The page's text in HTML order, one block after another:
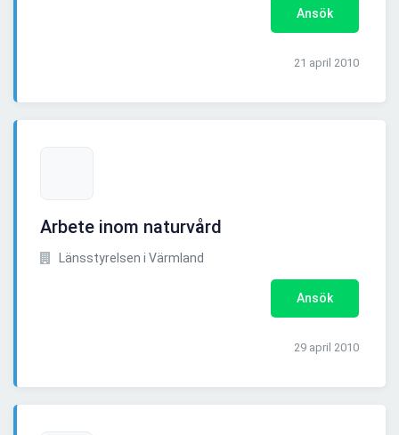
Ansök
21 april 2010
Arbete inom naturvård
Länsstyrelsen i Värmland
Ansök
29 april 2010